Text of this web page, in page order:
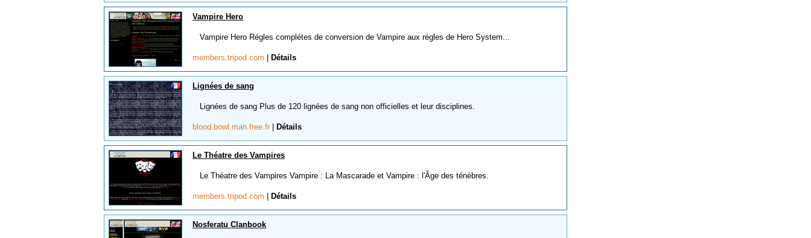
Vampire Hero
Vampire Hero Régles complétes de conversion de Vampire aux régles de Hero System...
members.tripod.com Détails
Lignées de sang
Lignées de sang Plus de 120 lignées de sang non officielles et leur disciplines.
blood.bowl.man.free.fr Détails
Le Théatre des Vampires
Le Théatre des Vampires Vampire : La Mascarade et Vampire : l'Âge des ténèbres.
members.tripod.com Détails
Nosferatu Clanbook